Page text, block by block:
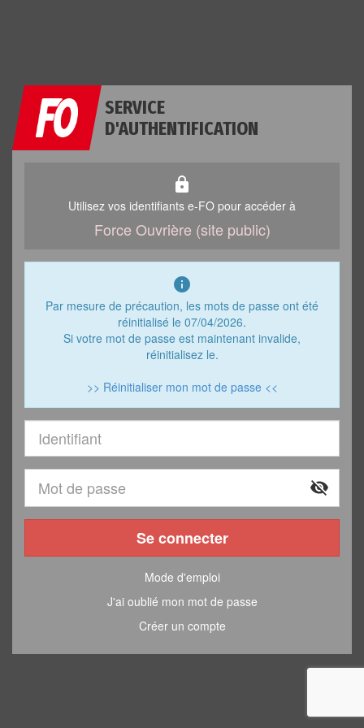
SERVICE
D'AUTHENTIFICATION
lock
Utilisez vos identifiants e-FO pour accéder à
Force Ouvrière (site public)
info
Par mesure de précaution, les mots de passe ont été
réinitialisé le 07/04/2026.
Si votre mot de passe est maintenant invalide,
réinitialisez le.
>> Réinitialiser mon mot de passe <<
visibility_off
Se connecter
Mode d'emploi
J'ai oublié mon mot de passe
Créer un compte